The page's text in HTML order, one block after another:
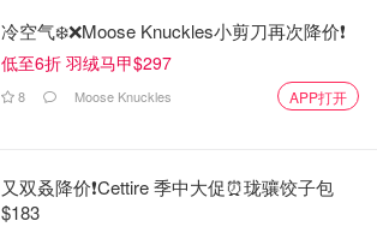
冷空气❄️❌️Moose Knuckles小剪刀再次降价❗️
低至6折 羽绒马甲$297
8 Moose Knuckles APP打开
又双叒降价❗️Cettire 季中大促⏰珑骧饺子包
$183